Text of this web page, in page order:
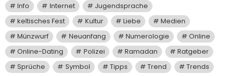
Info
Internet
Jugendsprache
keltisches Fest
Kultur Liebe
Medien
Münzwurf
Neuanfang Numerologie
Online
Online-Dating
Polizei Ramadan
Ratgeber
Sprüche
Symbol Tipps Trend
Trends